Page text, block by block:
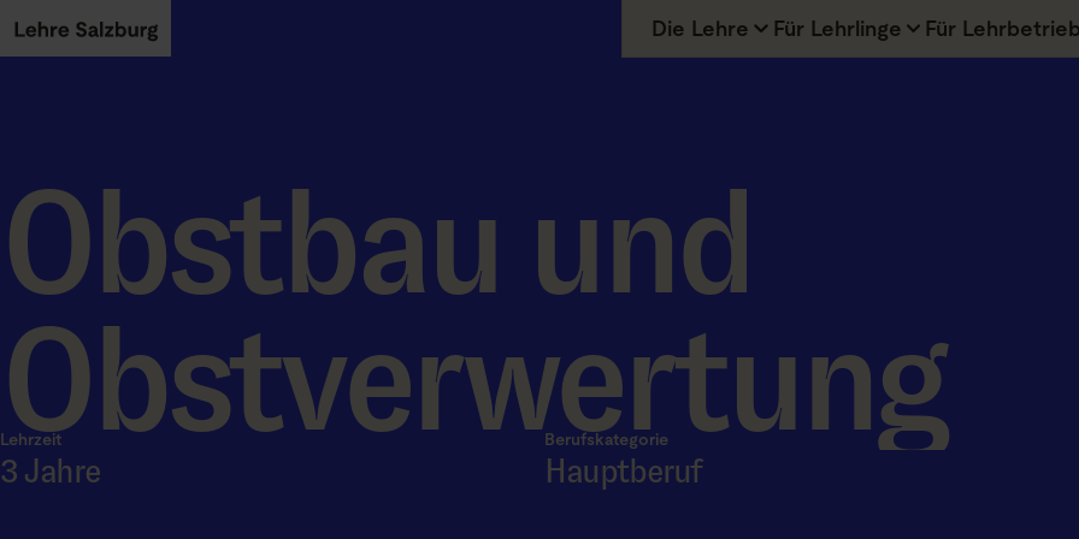
Skip to main content Die Lehre Für Lehrlinge Für
Obstbau und
Obstverwertung
Lehrzeit
3 Jahre
Berufskategorie
Hauptberuf